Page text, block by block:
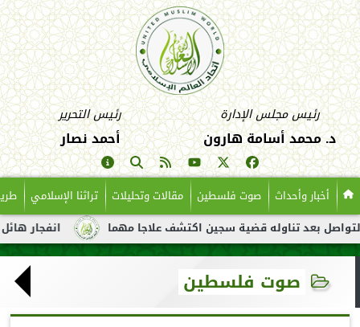
رئيس مجلس الإدارة
د. محمد أسامة هارون
رئيس التحرير
أحمد نصار
أخبار وأحداث صوت فلسطين مقالات وتحليلات تراثنا الإسلامي
انفجار هائل لناقلة نفط تناوله قضية سجين اكتشف علاجا مهما
صوت فلسطين